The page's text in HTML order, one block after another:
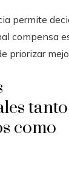
permite
compensa
priorizar
tanto
como